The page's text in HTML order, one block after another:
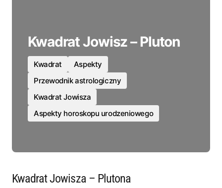
Kwadrat Jowisz – Pluton
Kwadrat
Aspekty
Przewodnik astrologiczny
Kwadrat Jowisza
Aspekty horoskopu urodzeniowego
Kwadrat Jowisza – Plutona